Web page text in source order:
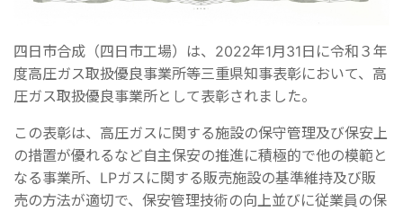
四日市合成（四日市工場）は、2022年1月31日に令和３年
度高圧ガス取扱優良事業所等三重県知事表彰において、高
圧ガス取扱優良事業所として表彰されました。
この表彰は、高圧ガスに関する施設の保守管理及び保安上
の措置が優れるなど自主保安の推進に積極的で他の模範と
なる事業所、LPガスに関する販売施設の基準維持及び販
売の方法が適切で、保安管理技術の向上並びに従業員の保